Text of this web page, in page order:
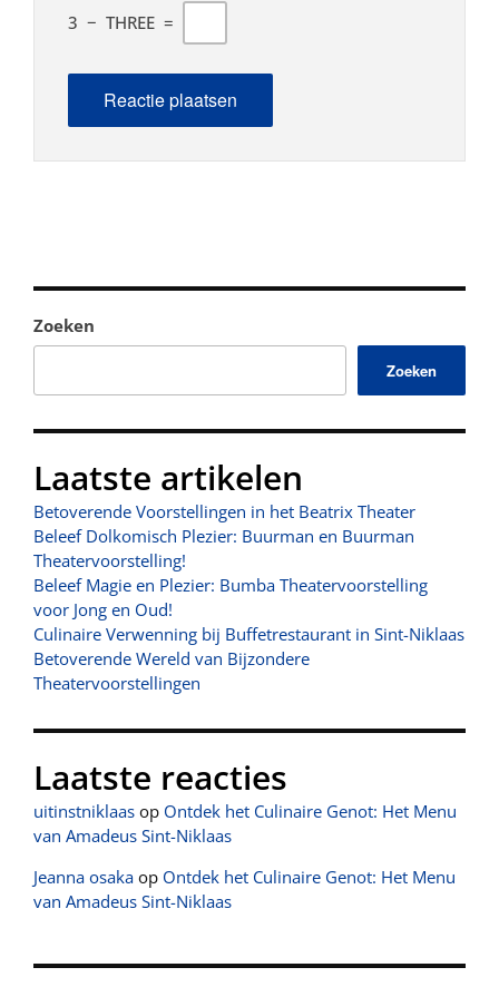
Zoeken
Zoeken
Laatste artikelen
Betoverende Voorstellingen in het Beatrix Theater
Beleef Dolkomisch Plezier: Buurman en Buurman
Theatervoorstelling!
Beleef Magie en Plezier: Bumba Theatervoorstelling
voor Jong en Oud!
Culinaire Verwenning bij Buffetrestaurant in Sint-Niklaas
Betoverende Wereld van Bijzondere
Theatervoorstellingen
Laatste reacties
uitinstniklaas op Ontdek het Culinaire Genot: Het Menu
van Amadeus Sint-Niklaas
Jeanna osaka op Ontdek het Culinaire Genot: Het Menu
van Amadeus Sint-Niklaas
3 − THREE =